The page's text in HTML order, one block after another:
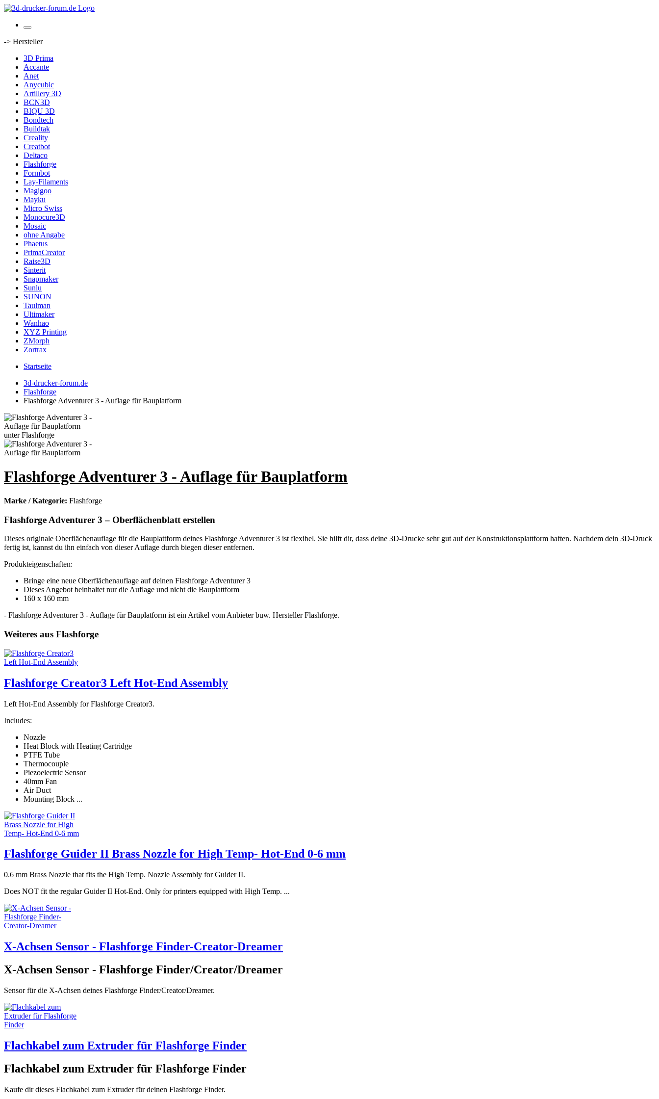
-> Hersteller
3D Prima
Accante
Anet
Anycubic
Artillery 3D
BCN3D
BIQU 3D
Bondtech
Buildtak
Creality
Creatbot
Deltaco
Flashforge
Formbot
Lay-Filaments
Magigoo
Mayku
Micro Swiss
Monocure3D
Mosaic
ohne Angabe
Phaetus
PrimaCreator
Raise3D
Sinterit
Snapmaker
Sunlu
SUNON
Taulman
Ultimaker
Wanhao
XYZ Printing
ZMorph
Zortrax
Startseite
3d-drucker-forum.de
Flashforge
Flashforge Adventurer 3 - Auflage für Bauplatform
Flashforge Adventurer 3 - Auflage für Bauplatform
Marke / Kategorie: Flashforge
Flashforge Adventurer 3 – Oberflächenblatt erstellen
Dieses originale Oberflächenauflage für die Bauplattform deines Flashforge Adventurer 3 ist flexibel. Sie hilft dir, dass deine 3D-Drucke sehr gut auf der Konstruktionsplattform haften. Nachdem dein 3D-Druck
fertig ist, kannst du ihn einfach von dieser Auflage durch biegen dieser entfernen.
Produkteigenschaften:
Bringe eine neue Oberflächenauflage auf deinen Flashforge Adventurer 3
Dieses Angebot beinhaltet nur die Auflage und nicht die Bauplattform
160 x 160 mm
- Flashforge Adventurer 3 - Auflage für Bauplatform ist ein Artikel vom Anbieter buw. Hersteller Flashforge.
Weiteres aus Flashforge
Flashforge Creator3 Left Hot-End Assembly
Left Hot-End Assembly for Flashforge Creator3.
Includes:
Nozzle
Heat Block with Heating Cartridge
PTFE Tube
Thermocouple
Piezoelectric Sensor
40mm Fan
Air Duct
Mounting Block ...
Flashforge Guider II Brass Nozzle for High Temp- Hot-End 0-6 mm
0.6 mm Brass Nozzle that fits the High Temp. Nozzle Assembly for Guider II.
Does NOT fit the regular Guider II Hot-End. Only for printers equipped with High Temp. ...
X-Achsen Sensor - Flashforge Finder-Creator-Dreamer
X-Achsen Sensor - Flashforge Finder/Creator/Dreamer
Sensor für die X-Achsen deines Flashforge Finder/Creator/Dreamer.
Flachkabel zum Extruder für Flashforge Finder
Flachkabel zum Extruder für Flashforge Finder
Kaufe dir dieses Flachkabel zum Extruder für deinen Flashforge Finder.